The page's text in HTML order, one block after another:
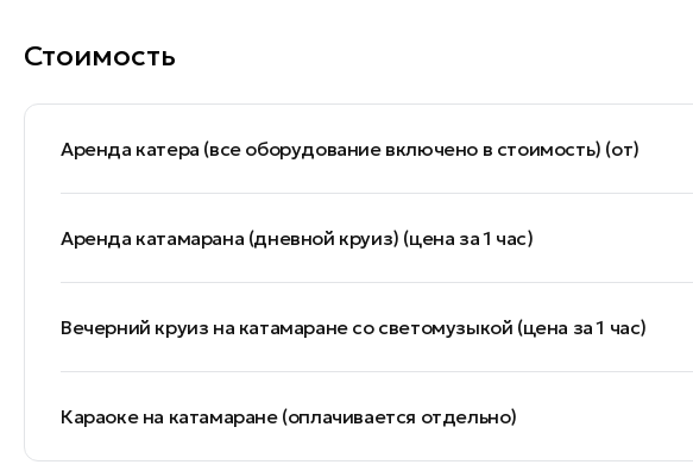
Стоимость
Аренда катера (все оборудование включено в стоимость) (от)
Аренда катамарана (дневной круиз) (цена за 1 час)
Вечерний круиз на катамаране со светомузыкой (цена за 1 час)
Караоке на катамаране (оплачивается отдельно)